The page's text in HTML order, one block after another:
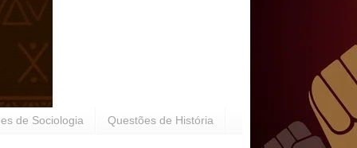
de Sociologia Questões de História